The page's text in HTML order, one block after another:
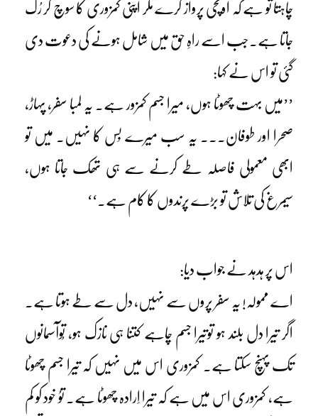
چاہتا تو ہے کہ اُونچی پرواز کرے مگر اپنی کمزوری کا سوچ کر رُک
جاتا ہے۔جب اسے راہِ حق میں شامل ہونے کی دعوت دی
گئی تو اس نے کہا:
’’میں بہت چھوٹا ہوں، میرا جسم کمزور ہے۔ یہ لمبا سفر، پہاڑ،
صحرا اور طوفان۔۔۔ یہ سب میرے بَس کا نہیں۔ میں تو
ابھی معمولی فاصلہ طے کرنے سے ہی تھک جاتا ہوں،
سیمرغ کی تلاش تو بڑے پرندوں کا کام ہے۔‘‘
اس پر ہدہد نے جواب دیا:
اے ممولہ! یہ سفر پروں سے نہیں، دل سے طے ہوتا ہے۔
اگر تیرا دل بلند ہو توتیرا جسم چاہے کتنا ہی نازک ہو، تُوآسمانوں
تک پہنچ سکتا ہے۔ کمزوری اس میں نہیں کہ تیرا جسم چھوٹا
ہے، کمزوری اس میں ہے کہ تیرا اِرادہ چھوٹا ہے۔ توُ خود کو کم